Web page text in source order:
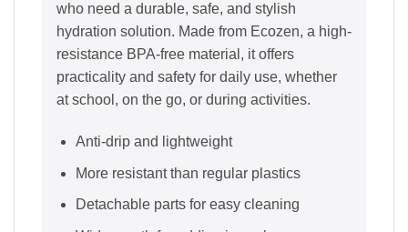
who need a durable, safe, and stylish
hydration solution. Made from Ecozen, a high-
resistance BPA-free material, it offers
practicality and safety for daily use, whether
at school, on the go, or during activities.
Anti-drip and lightweight
More resistant than regular plastics
Detachable parts for easy cleaning